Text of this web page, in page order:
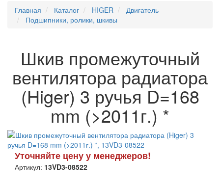
Главная
Каталог HIGER
Двигатель
Подшипники, ролики, шкивы
Шкив промежуточный
вентилятора радиатора
(Higer) 3 ручья D=168
mm (>2011г.) *
Уточняйте цену у менеджеров!
Артикул: 13VD3-08522